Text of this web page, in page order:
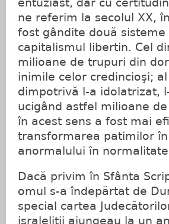
entuziast, dar cu
ne referim la secolul XX,
fost gândite două
capitalismul libertin. Cel
milioane de trupuri din
inimile celor credincioşi;
dimpotrivă l-a idolatrizat,
ucigând astfel milioane
în acest sens a fost mai
transformarea patimilor
anormalului în
Dacă privim în Sfânta
omul s-a îndepărtat de
special cartea
israleliţii ajungeau la un